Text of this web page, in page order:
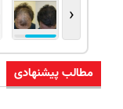
‹
مطالب پیشنهادی